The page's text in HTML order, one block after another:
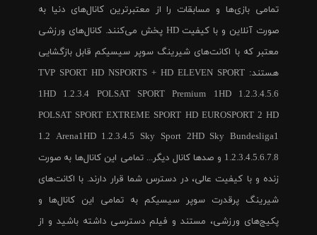
تمامی بازی‌ها و مسابقات را از معتبرترین کانال‌های دنیا به
صورت آنلاین و با کیفیت HD پخش می‌کنند. کانال‌های ورزشی
معتبر که با اکانت‌های شیرینگ سوپر سیسیکم قابل بازگشایی
هستند: TVP SPORT HD NSPORTS + HD ELEVEN SPORT
1HD 1.2.3.4 POLSAT SPORT Premium 1HD 1.2.3.4.5.6
POLSAT SPORT EXTREME SPORT HD EUROSPORT 2 HD
1.2 Arena1HD 1.2.3.4.5 Sky Sport 2HD Sky Bundesliga1
1.2.3.4.5.6.7.8 و صدها کانال دیگر... تمامی این کانال‌ها به صورت
زنده و با کیفیت عالی، در دسترس شما قرار دارند. با اکانت‌های
شیرینگ پرقدرت سوپر سیسیکم به تمامی این کانال‌ها و
پکیج‌های ورزشی، مستند و فیلم دسترسی داشته باشید و از